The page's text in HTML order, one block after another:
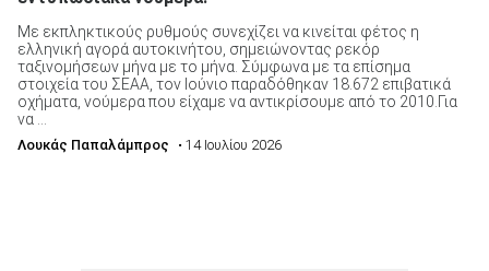
Με εκπληκτικούς ρυθμούς συνεχίζει να κινείται φέτος η
ελληνική αγορά αυτοκινήτου, σημειώνοντας ρεκόρ
ταξινομήσεων μήνα με το μήνα. Σύμφωνα με τα επίσημα
στοιχεία του ΣΕΑΑ, τον Ιούνιο παραδόθηκαν 18.672 επιβατικά
οχήματα, νούμερα που είχαμε να αντικρίσουμε από το 2010.Για
να ...
Λουκάς Παπαλάμπρος • 14 Ιουλίου 2026